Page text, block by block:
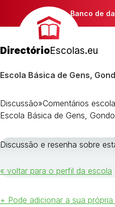
Banco de
DirectórioEscolas.eu
Escola Básica de Gens,
Discussão»Comentários escola
Escola Básica de Gens,
Discussão e resenha sobre
« voltar para o perfil da escola
+ Pode adicionar a sua